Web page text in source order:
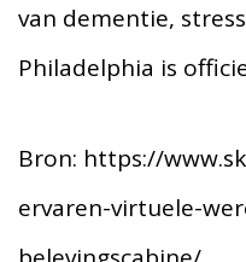
van dementie,
Philadelphia is
Bron: https://
ervaren-virtuele-